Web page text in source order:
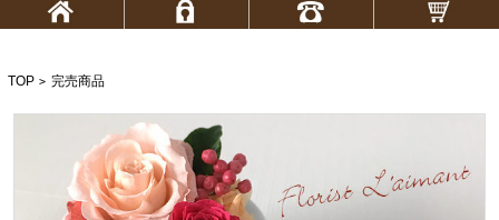
TOP > 完売商品